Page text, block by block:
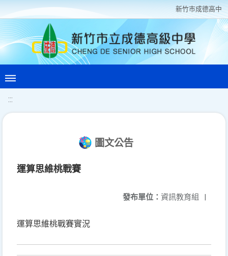
新竹巿成德高中
:::
圖文公告
運算思維桃戰賽
發布單位： 資訊教育組 |
運算思維桃戰賽實況